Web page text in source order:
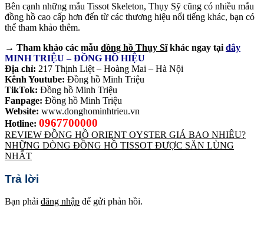
Bên cạnh những mẫu Tissot Skeleton, Thụy Sỹ cũng có nhiều mẫu
đồng hồ cao cấp hơn đến từ các thương hiệu nổi tiếng khác, bạn có
thể tham khảo thêm.
→ Tham khảo các mẫu đồng hồ Thụy Sĩkhác ngay tại đây
MINH TRIỆU – ĐỒNG HỒ HIỆU
Địa chỉ: 217 Thịnh Liệt – Hoàng Mai – Hà Nội
Kênh Youtube: Đồng hồ Minh Triệu
TikTok: Đồng hồ Minh Triệu
Fanpage: Đồng hồ Minh Triệu
Website: www.donghominhtrieu.vn
Hotline: 0967700000
REVIEW ĐỒNG HỒ ORIENT OYSTER GIÁ BAO NHIÊU?
NHỮNG DÒNG ĐỒNG HỒ TISSOT ĐƯỢC SĂN LÙNG
NHẤT
Trả lời
Bạn phải đăng nhập để gửi phản hồi.